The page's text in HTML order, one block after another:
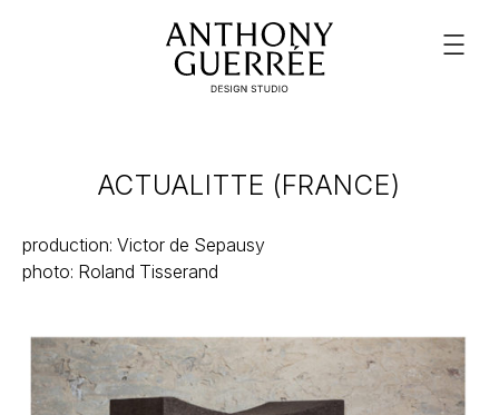
ACTUALITTE (FRANCE)
production: Victor de Sepausy
photo: Roland Tisserand